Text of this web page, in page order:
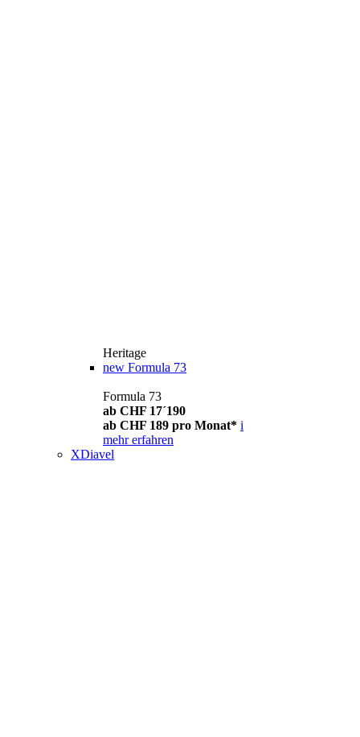
Heritage
new Formula 73
Formula 73
ab CHF 17´190
ab CHF 189 pro Monat* i
mehr erfahren
XDiavel